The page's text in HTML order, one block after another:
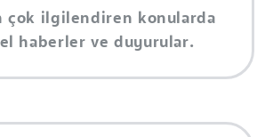
çok ilgilendiren konularda
haberler ve duyurular.